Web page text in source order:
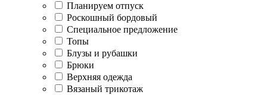
Планируем отпуск
Роскошный бордовый
Специальное предложение
Топы
Блузы и рубашки
Брюки
Верхняя одежда
Вязаный трикотаж